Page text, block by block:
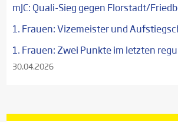
mJC: Quali-Sieg gegen Florstadt/
1. Frauen: Vizemeister und
1. Frauen: Zwei Punkte im letzten
30.04.2026